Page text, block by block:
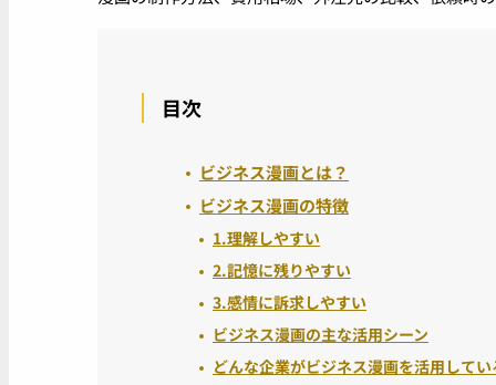
目次
ビジネス漫画とは？
ビジネス漫画の特徴
1.理解しやすい
2.記憶に残りやすい
3.感情に訴求しやすい
ビジネス漫画の主な活用シーン
どんな企業がビジネス漫画を活用してい